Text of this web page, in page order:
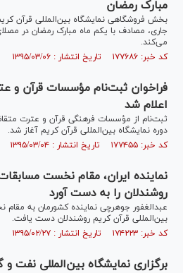
مبارک رمضان
جاری، مصادف با یکم ماه مبارک رمضان در
می‌کند.
کد خبر: ۱۷۷۶۸۶ تاریخ انتشار : ۱۳۹۵/۰۳/۰۶
فراخوان ثبت‌نام مؤسسات قرآن و
اعلام شد
ثبت‌نام از مؤسسات فرهنگی قرآن و عترت
دوره نمایشگاه بین‌المللی قرآن کریم آغاز شد.
کد خبر: ۱۷۷۴۵۵ تاریخ انتشار : ۱۳۹۵/۰۳/۰۴
نماینده ایران، مقام نخست
روشندلان را به دست آورد
عبدالغفور جوهرچی نماینده کشورمان به
بین‌المللی قرآن کریم روشندلان دست یافت.
کد خبر: ۱۷۴۲۲۳ تاریخ انتشار : ۱۳۹۵/۰۲/۲۷
برگزاری نمایشگاه بین‌المللی نفت و